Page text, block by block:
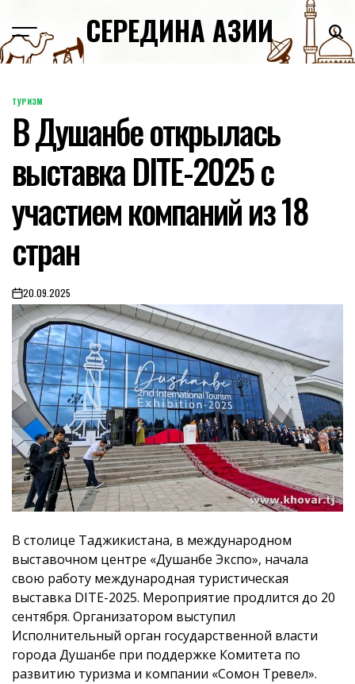
content
СЕРЕДИНА АЗИИ
POSTED
IN
ТУРИЗМ
В Душанбе открылась
выставка DITE-2025 с
участием компаний из 18
стран
on20.09.2025
В столице Таджикистана, в международном
выставочном центре «Душанбе Экспо», начала
свою работу международная туристическая
выставка DITE-2025. Мероприятие продлится до 20
сентября. Организатором выступил
Исполнительный орган государственной власти
города Душанбе при поддержке Комитета по
развитию туризма и компании «Сомон Тревел».